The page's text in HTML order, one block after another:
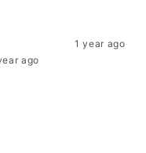
1 year ago
ago